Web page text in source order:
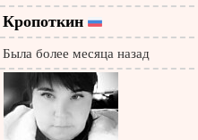
Кропоткин
Была более месяца назад